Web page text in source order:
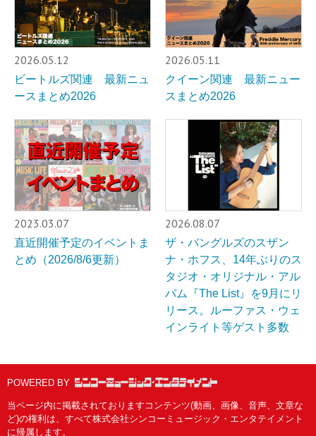
2026.05.12
ビートルズ関連 最新ニュ
ースまとめ2026
2026.05.11
クイーン関連 最新ニュー
スまとめ2026
2023.03.07
直近開催予定のイベントま
とめ（2026/8/6更新）
2026.08.07
ザ・バングルズのスザン
ナ・ホフス、14年ぶりのス
タジオ・オリジナル・アル
バム『The List』を9月にリ
リース。ルーファス・ウェ
インライト等ゲスト多数
POWERED BY
当ページ内に掲載されておりますコンテンツ(動画、画像、音声、文章な
ど)の権利は、すべて株式会社シンコーミュージック・エンタテイメント
に帰属します。